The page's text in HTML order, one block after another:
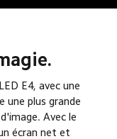
E4, avec une
une plus grande
Avec le
écran net et